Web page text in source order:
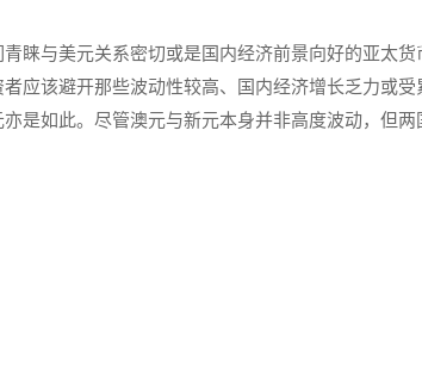
睐与美元关系密切或是国内经济前景向好的亚太
应该避开那些波动性较高、国内经济增长乏力或
是如此。尽管澳元与新元本身并非高度波动，但两